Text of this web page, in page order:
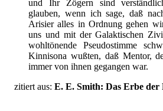
und Ihr Zögern sind
glauben, wenn ich sage, daß
Arisier alles in Ordnung gehen
uns und mit der Galaktischen
wohltönende Pseudostimme
Kinnisona wußten, daß Mentor,
immer von ihnen gegangen war.
zitiert aus: E. E. Smith: Das Erbe der